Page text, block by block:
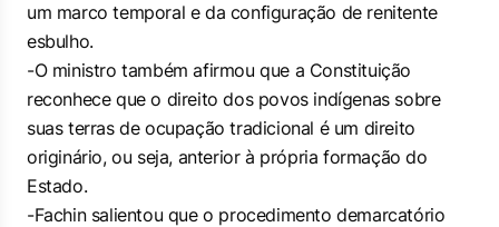
um marco temporal e da configuração de renitente
esbulho.
-O ministro também afirmou que a Constituição
reconhece que o direito dos povos indígenas sobre
suas terras de ocupação tradicional é um direito
originário, ou seja, anterior à própria formação do
Estado.
-Fachin salientou que o procedimento demarcatório